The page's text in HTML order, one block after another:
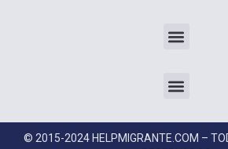
© 2015-2024 HELPMIGRANTE.COM –